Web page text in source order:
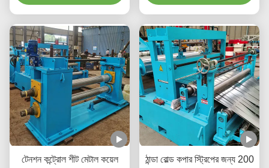
টেনশন কন্ট্রোল শীট মেটাল কয়েল
ঠান্ডা রোল্ড কপার স্ট্রিপের জন্য 200